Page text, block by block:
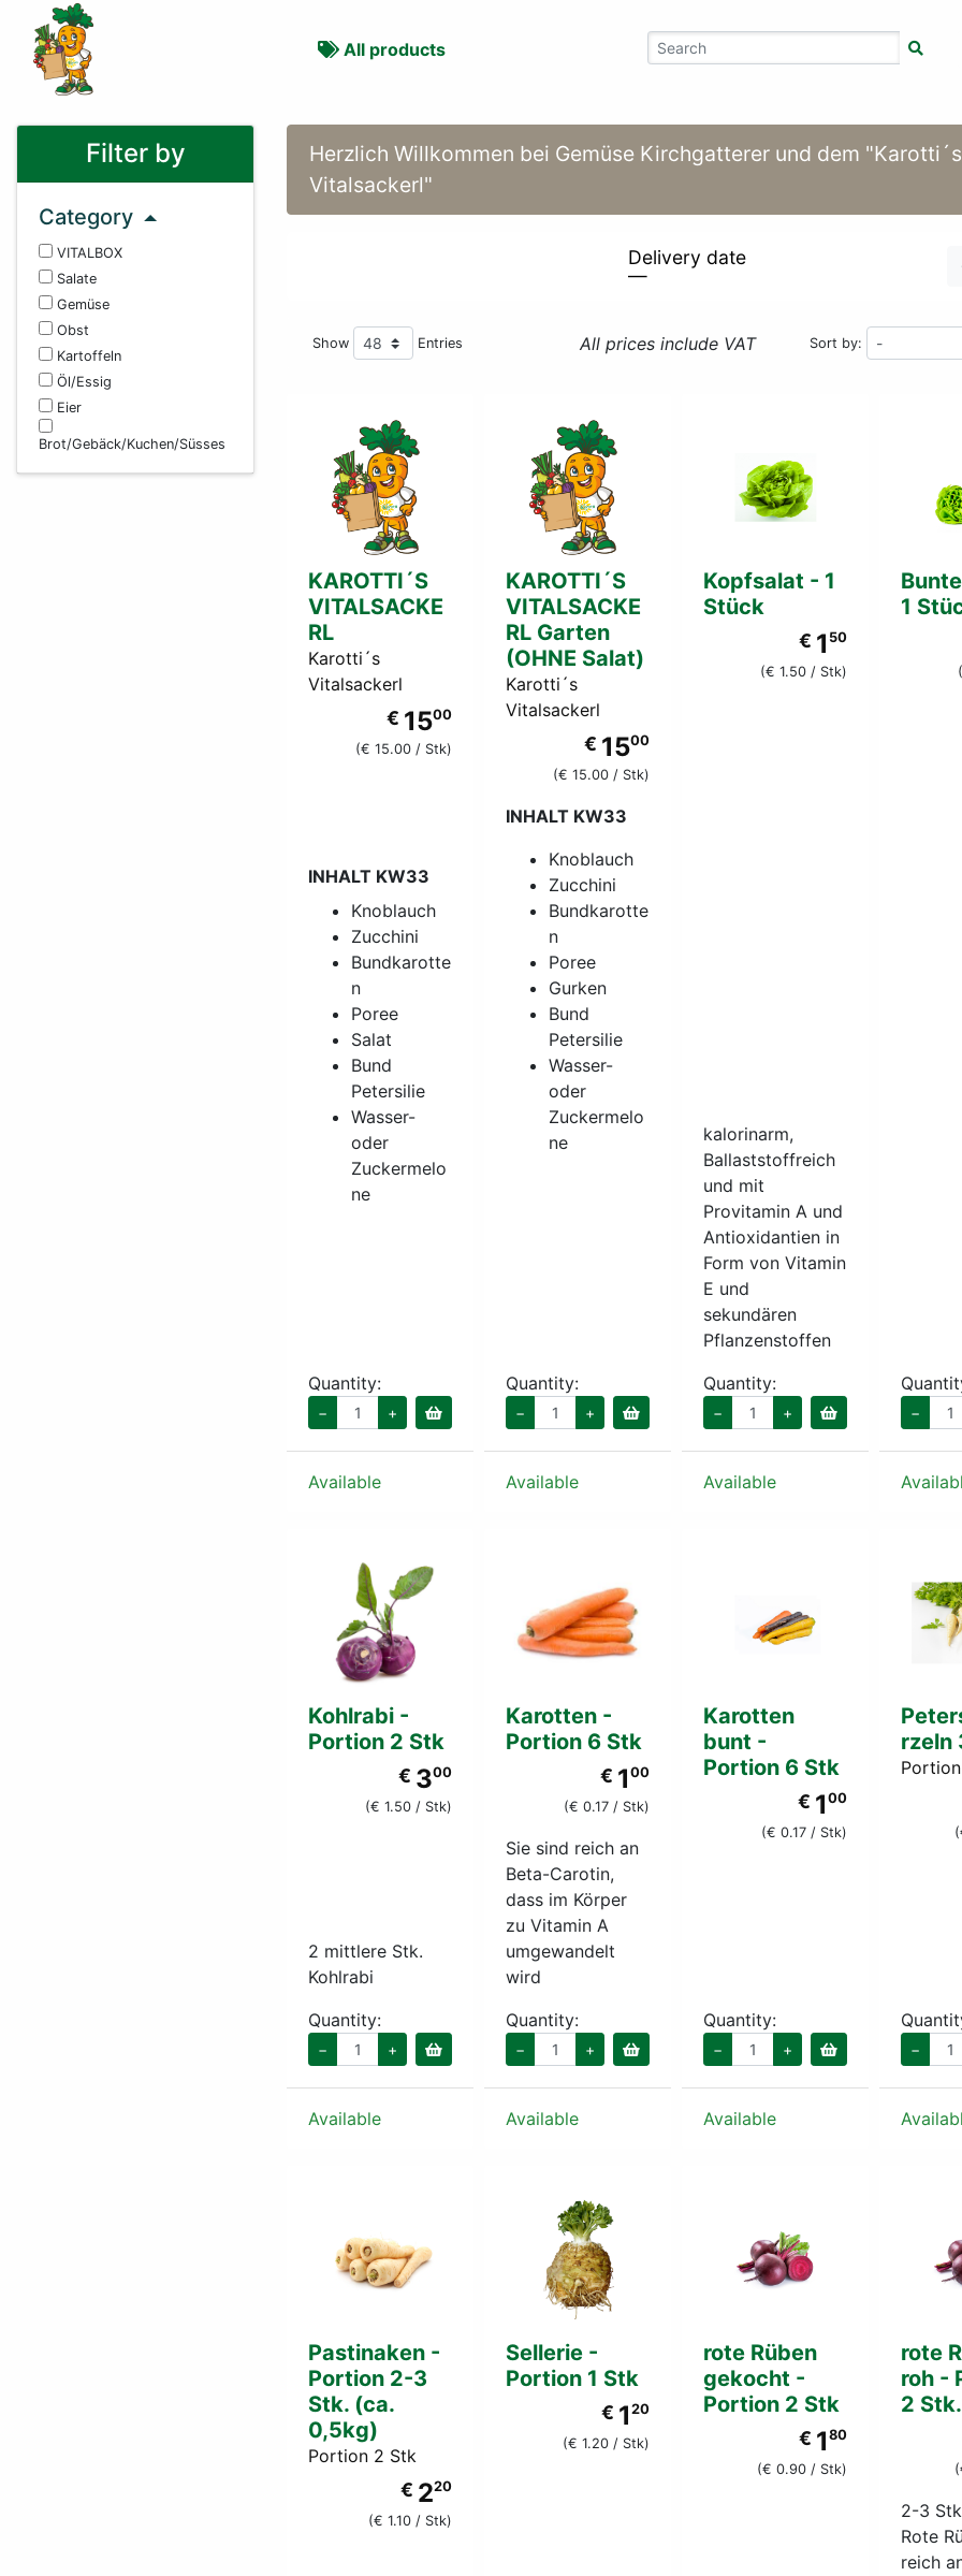
All products
Filter by
Category
VITALBOX
Salate
Gemüse
Obst
Kartoffeln
Öl/Essig
Eier
Brot/Gebäck/Kuchen/Süsses
Herzlich Willkommen bei Gemüse Kirchgatterer und dem "Karotti´s
Vitalsackerl"
Delivery date
—
Show Entries All prices include VAT Sort by:
KAROTTI´S
VITALSACKE
RL
Karotti´s
Vitalsackerl
€ 1500
(€ 15.00 / Stk)
INHALT KW33
Knoblauch
Zucchini
Bundkarotte
n
Poree
Salat
Bund
Petersilie
Wasser-
oder
Zuckermelo
ne
Quantity:
− +
Available
KAROTTI´S
VITALSACKE
RL Garten
(OHNE Salat)
Karotti´s
Vitalsackerl
€ 1500
(€ 15.00 / Stk)
INHALT KW33
Knoblauch
Zucchini
Bundkarotte
n
Poree
Gurken
Bund
Petersilie
Wasser-
oder
Zuckermelo
ne
Quantity:
− +
Available
Kopfsalat - 1
Stück
€ 1 50
(€ 1.50 / Stk)
kalorinarm,
Ballaststoffreich
und mit
Provitamin A und
Antioxidantien in
Form von Vitamin
E und
sekundären
Pflanzenstoffen
Quantity:
− +
Available
1
−
Kohlrabi -
Portion 2 Stk
€ 300
(€ 1.50 / Stk)
2 mittlere Stk.
Kohlrabi
Quantity:
− +
Available
Karotten -
Portion 6 Stk
€ 1 00
(€ 0.17 / Stk)
Sie sind reich an
Beta-Carotin,
dass im Körper
zu Vitamin A
umgewandelt
wird
Quantity:
− +
Available
Karotten
bunt -
Portion 6 Stk
€ 1 00
(€ 0.17 / Stk)
Quantity:
− +
Available
rzeln
−
Pastinaken -
Portion 2-3
Stk. (ca.
0,5kg)
Portion 2 Stk
€ 220
(€ 1.10 / Stk)
Sellerie -
Portion 1 Stk
€ 1 20
(€ 1.20 / Stk)
rote Rüben
gekocht -
Portion 2 Stk
€ 1 80
(€ 0.90 / Stk)
rote
roh -
2 Stk.
2-3
Rote
reich